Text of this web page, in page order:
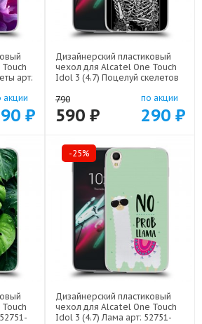
арт:
акции
₽
Дизайнерский пластиковый
чехол для Alcatel One Touch
Idol 3 (4.7) Поцелуй скелетов
790
590 ₽
по акции
290 ₽
-25%
Дизайнерский пластиковый
чехол для Alcatel One Touch
Idol 3 (4.7) Лама арт: 52751-